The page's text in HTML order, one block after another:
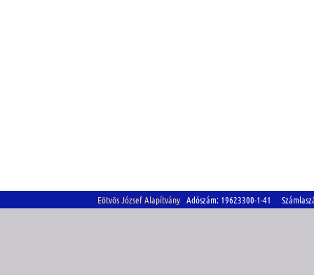
Eötvös József Alapítvány Adószám: 19623300-1-41